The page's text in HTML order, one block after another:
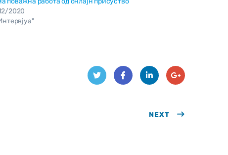
2020
edIn gle
NEXT